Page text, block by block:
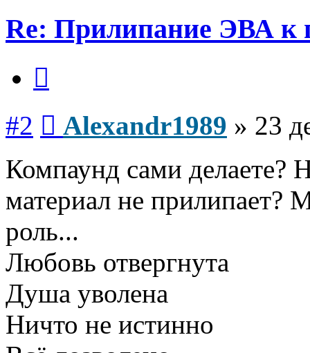
Re: Прилипание ЭВА к
#2 Alexandr1989 » 23
Компаунд сами делаете?
материал не прилипает?
роль...
Любовь отвергнута
Душа уволена
Ничто не истинно